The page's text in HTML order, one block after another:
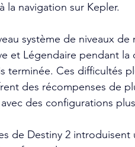
la navigation sur Kepler.
système de niveaux de
et Légendaire pendant la
terminée. Ces difficultés
des récompenses de
des configurations
de Destiny 2 introduisent